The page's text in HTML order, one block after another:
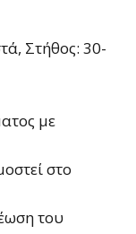
Στήθος: 30-
με
στο
του